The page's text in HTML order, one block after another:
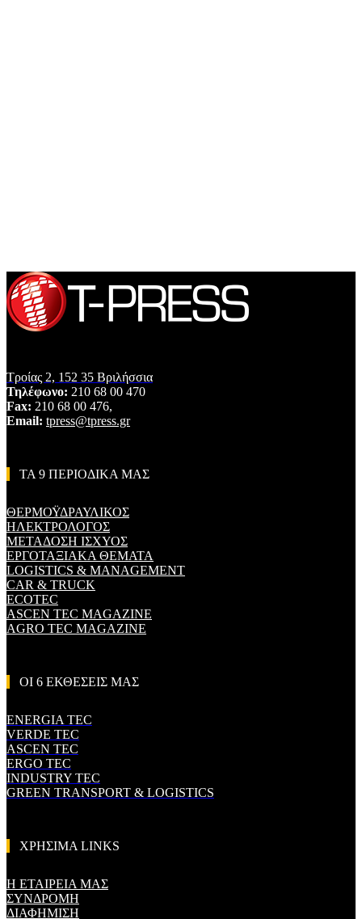
Τροίας 2, 152 35 Βριλήσσια
Τηλέφωνο: 210 68 00 470
Fax: 210 68 00 476,
Email: tpress@tpress.gr
ΤΑ 9 ΠΕΡΙΟΔΙΚΑ ΜΑΣ
ΘΕΡΜΟΫΔΡΑΥΛΙΚΟΣ
ΗΛΕΚΤΡΟΛΟΓΟΣ
ΜΕΤΑΔΟΣΗ ΙΣΧΥΟΣ
ΕΡΓΟΤΑΞΙΑΚΑ ΘΕΜΑΤΑ
LOGISTICS & MANAGEMENT
CAR & TRUCK
ECOTEC
ASCEN TEC MAGAZINE
AGRO TEC MAGAZINE
ΟΙ 6 ΕΚΘΕΣΕΙΣ ΜΑΣ
ENERGIA TEC
VERDE TEC
ASCEN TEC
ERGO TEC
INDUSTRY TEC
GREEN TRANSPORT & LOGISTICS
ΧΡΗΣΙΜΑ LINKS
Η ΕΤΑΙΡΕΙΑ ΜΑΣ
ΣΥΝΔΡΟΜΗ
ΔΙΑΦΗΜΙΣΗ